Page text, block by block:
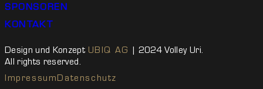
SPONSOREN
KONTAKT
Design und Konzept UBIQ AG | 2024 Volley Uri.
All rights reserved.
ImpressumDatenschutz